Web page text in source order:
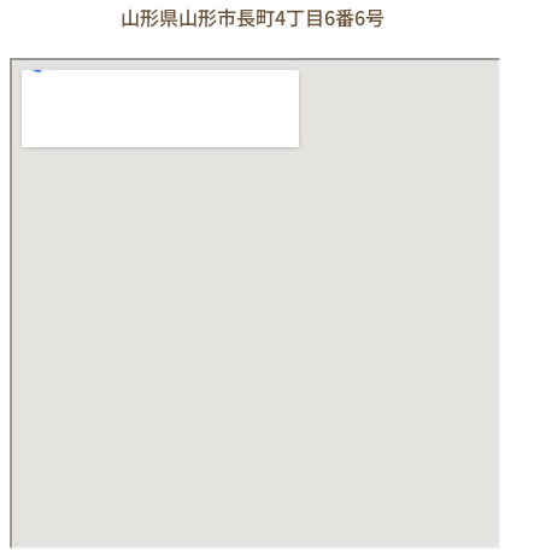
山形県山形市長町4丁目6番6号